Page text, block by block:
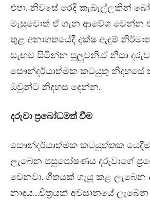
එපා. නිවසේ රෙදි කැබැල්ලකින්
මැසුවොත් ඒ ගැන ආවේශ වෙන්න
තුළ අනාගතයේදී දක්ෂ ඇඳුම්
සැඟව සිටින්න පුලුවනි.ඒ නිසා
සෞන්දර්යාත්මක කටයුතු නිදහසේ
ඔවුන්ට නිදහස දෙන්න.
දරුවා ප්‍රබෝධමත් වීම
සෞන්දර්යාත්මක කටයුත්තක
ලැබෙන පසුපෝෂණය දරුවාගේ
වෙනවා. ගීතයක් ගැයූ කළ
නාදය….චිත්‍රයක් අවසානයේ